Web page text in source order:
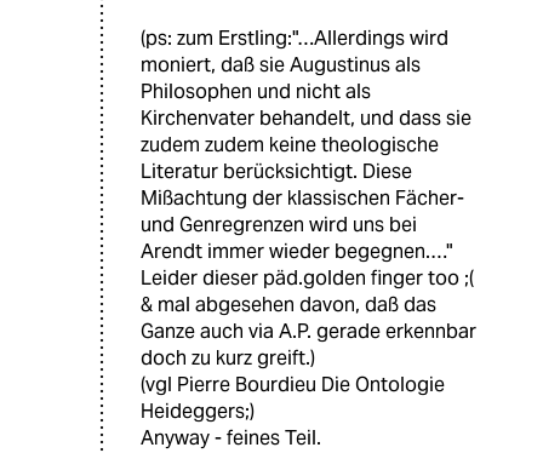
(ps: zum Erstling:"…Allerdings wird
moniert, daß sie Augustinus als
Philosophen und nicht als
Kirchenvater behandelt, und dass sie
zudem zudem keine theologische
Literatur berücksichtigt. Diese
Mißachtung der klassischen Fächer-
und Genregrenzen wird uns bei
Arendt immer wieder begegnen.…"
Leider dieser päd.golden finger too ;(
& mal abgesehen davon, daß das
Ganze auch via A.P. gerade erkennbar
doch zu kurz greift.)
(vgl Pierre Bourdieu Die Ontologie
Heideggers;)
Anyway - feines Teil.